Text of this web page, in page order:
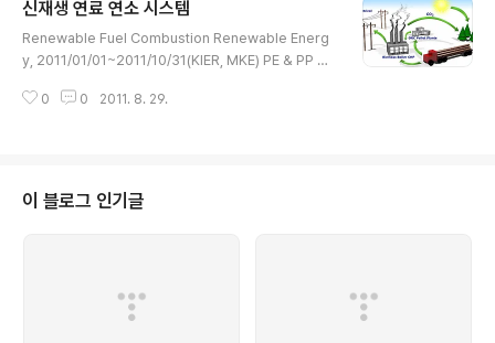
라고 하고 우리가 살고 있는 집이 그 분산 전원의 최소 단위
가 되겠죠. 가정용 수준의 발전 시스템을 꾸미기 위해서 몇
가지 원동기가 제안되고 있는 데 Stirling 엔진은 가정용
중심으로 보급이 되고 있습니다. Stirling E/G Stirling 엔
신재생 연료 연소 시스템
Renewable Fuel Combustion Renewable Energ
y, 2011/01/01~2011/10/31(KIER, MKE) PE & PP 우
비율은 어느 정도 될까요? 2009년 통계로1.4%, 세계최저
중에 폐플라스틱에 주목했었고 (석유 제품이라 열량이 높
기도 하고 폐기물 중에 많은 비율을 차지하기도 하구요) 그
0 0 2011. 8. 29.
이 블로그 인기글